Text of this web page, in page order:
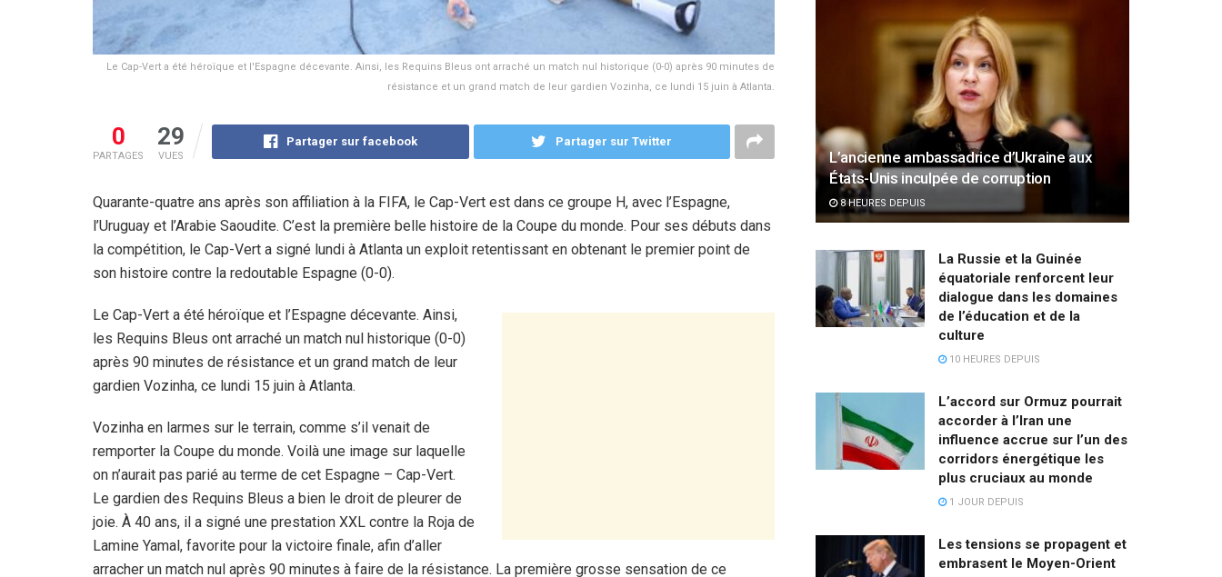
Le Cap-Vert a été héroïque et l'Espagne décevante. Ainsi, les Requins Bleus ont arraché un match nul historique (0-0) après 90 minutes de
résistance et un grand match de leur gardien Vozinha, ce lundi 15 juin à Atlanta.
0
PARTAGES
29
VUES
Partager sur facebook Partager sur Twitter
Quarante-quatre ans après son affiliation à la FIFA, le Cap-Vert est dans ce groupe H, avec l’Espagne,
l’Uruguay et l’Arabie Saoudite. C’est la première belle histoire de la Coupe du monde. Pour ses débuts dans
la compétition, le Cap-Vert a signé lundi à Atlanta un exploit retentissant en obtenant le premier point de
son histoire contre la redoutable Espagne (0-0).
Le Cap-Vert a été héroïque et l’Espagne décevante. Ainsi,
les Requins Bleus ont arraché un match nul historique (0-0)
après 90 minutes de résistance et un grand match de leur
gardien Vozinha, ce lundi 15 juin à Atlanta.
Vozinha en larmes sur le terrain, comme s’il venait de
remporter la Coupe du monde. Voilà une image sur laquelle
on n’aurait pas parié au terme de cet Espagne – Cap-Vert.
Le gardien des Requins Bleus a bien le droit de pleurer de
joie. À 40 ans, il a signé une prestation XXL contre la Roja de
Lamine Yamal, favorite pour la victoire finale, afin d’aller
arracher un match nul après 90 minutes à faire de la résistance. La première grosse sensation de ce
L’ancienne ambassadrice d’Ukraine aux
États-Unis inculpée de corruption
8 HEURES DEPUIS
La Russie et la Guinée
équatoriale renforcent leur
dialogue dans les domaines
de l’éducation et de la
culture
10 HEURES DEPUIS
L’accord sur Ormuz pourrait
accorder à l’Iran une
influence accrue sur l’un des
corridors énergétique les
plus cruciaux au monde
1 JOUR DEPUIS
Les tensions se propagent et
embrasent le Moyen-Orient